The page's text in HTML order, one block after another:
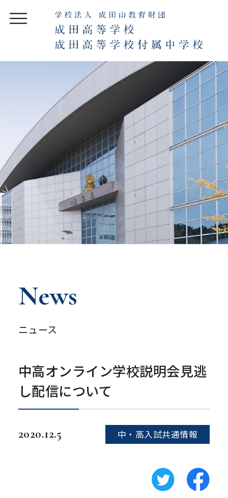
News
ニュース
中高オンライン学校説明会見逃
し配信について
2020.12.5 中・高入試共通情報